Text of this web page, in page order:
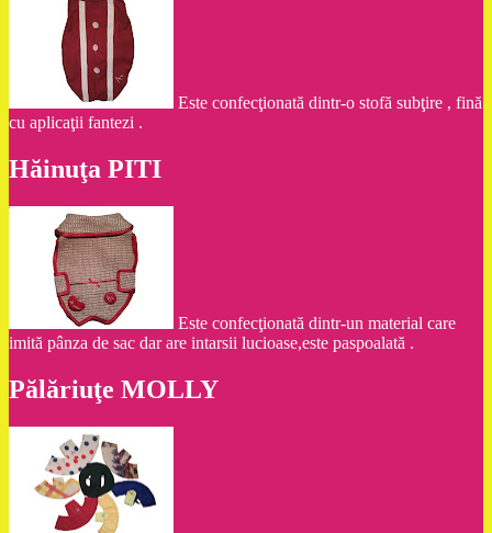
Este confecţionată dintr-o stofă subţire , fină
cu aplicaţii fantezi .
Hăinuţa PITI
Este confecţionată dintr-un material care
imită pânza de sac dar are intarsii lucioase,este paspoalată .
Pălăriuţe MOLLY